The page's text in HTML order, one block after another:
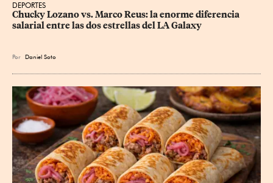
DEPORTES
Chucky Lozano vs. Marco Reus: la enorme diferencia
salarial entre las dos estrellas del LA Galaxy
Por Daniel Soto